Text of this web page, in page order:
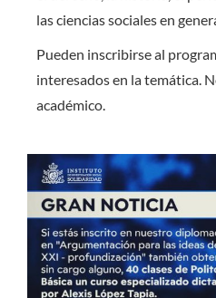
las ciencias sociales en
Pueden inscribirse al
interesados en la temática.
académico.